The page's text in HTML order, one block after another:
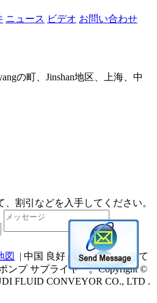
ニュース ビデオ お問い合わせ
の町、Jinshan地区、上海、中
割引などを入手してください。
図
| 中国 良好 品質 空気によって
ンプ サプライヤー。Copyright ©
FLUID CONVEYOR CO., LTD .